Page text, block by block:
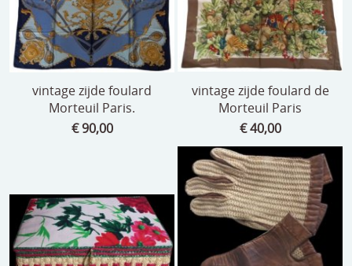
vintage zijde foulard
Morteuil Paris.
€ 90,00
vintage zijde foulard de
Morteuil Paris
€ 40,00